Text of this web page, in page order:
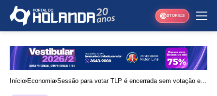
STORIES
Início Economia Sessão para votar TLP é encerrada sem votação em